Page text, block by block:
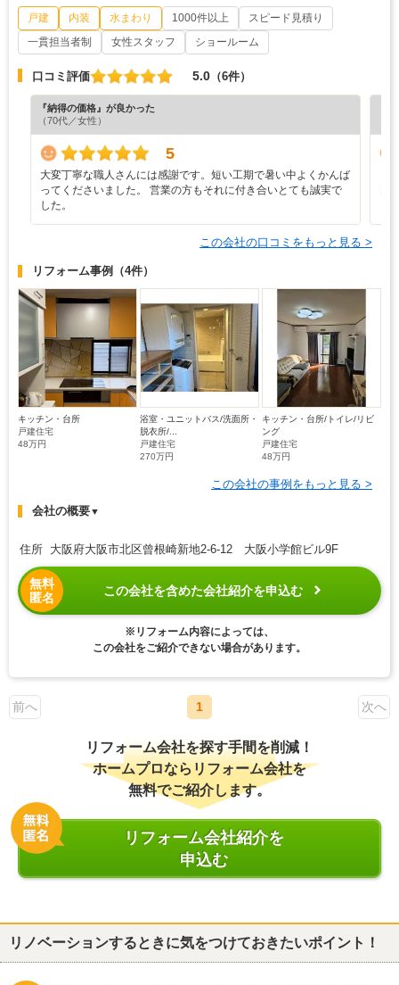
戸建 内装 水まわり 1000件以上
スピード見積り
一貫担当者制
女性スタッフ ショールーム
口コミ評価 5.0 （6件）
『納得の価格』が良かった
（70代／女性）
5
大変丁寧な職人さんには感謝です。短い工期で暑い中よくかんば
ってくださいました。 営業の方もそれに付き合いとても誠実で
した。
この会社の口コミをもっと見る >
リフォーム事例 （4件）
キッチン・台所
戸建住宅
48万円
浴室・ユニットバス/洗面所・
脱衣所/...
戸建住宅
270万円
キッチン・台所/トイレ/リビ
ング
戸建住宅
48万円
この会社の事例をもっと見る >
会社の概要▼
住所 大阪府大阪市北区曾根崎新地2-6-12 大阪小学館ビル9F
無料
匿名
この会社を含めた会社紹介を申込む
※リフォーム内容によっては、
この会社をご紹介できない場合があります。
前へ 1 次へ
リフォーム会社を探す手間を削減！
ホームプロならリフォーム会社を
無料でご紹介します。
リフォーム会社紹介を
申込む
リノベーションするときに気をつけておきたいポイント！